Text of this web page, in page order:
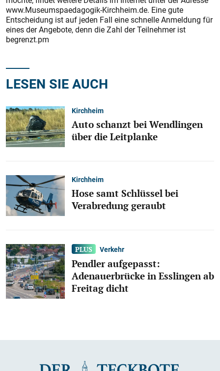
www.Museumspaedagogik-Kirchheim.de. Eine gute
Entscheidung ist auf jeden Fall eine schnelle Anmeldung für
eines der Angebote, denn die Zahl der Teilnehmer ist
begrenzt.pm
LESEN SIE AUCH
Kirchheim
Auto schanzt bei Wendlingen
über die Leitplanke
Kirchheim
Hose samt Schlüssel bei
Verabredung geraubt
Verkehr
Pendler aufgepasst:
Adenauerbrücke in Esslingen ab
Freitag dicht